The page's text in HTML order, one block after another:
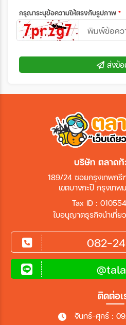
กรุณาระบุข้อความให้ตรงกับรูปภาพ *
ส่งข้
บริษัท ตลาดทั
189/24 ซอยกรุงเทพกรี
เขตบางกะปิ กรุงเท
Tax ID :
ใบอนุญาตธุรกิจนำเที่ย
082-
ติดต่อเ
จันทร์-ศุกร์ :